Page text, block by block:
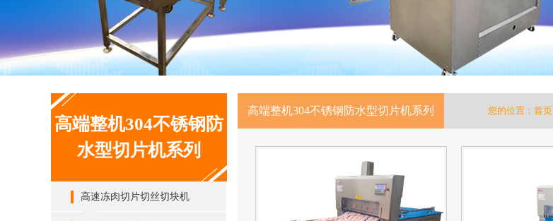
高端整机304不锈钢防
水型切片机系列
高速冻肉切片切丝切块机
高端整机304不锈钢防水型切片机系列 您的位置： 首页